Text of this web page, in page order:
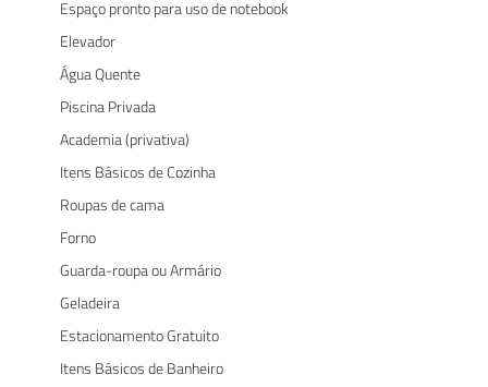
Espaço pronto para uso de notebook
Elevador
Água Quente
Piscina Privada
Academia (privativa)
Itens Básicos de Cozinha
Roupas de cama
Forno
Guarda-roupa ou Armário
Geladeira
Estacionamento Gratuito
Itens Básicos de Banheiro